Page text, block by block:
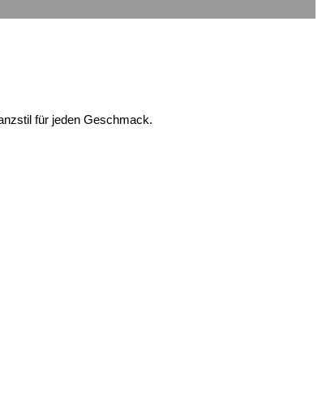
für jeden Geschmack.